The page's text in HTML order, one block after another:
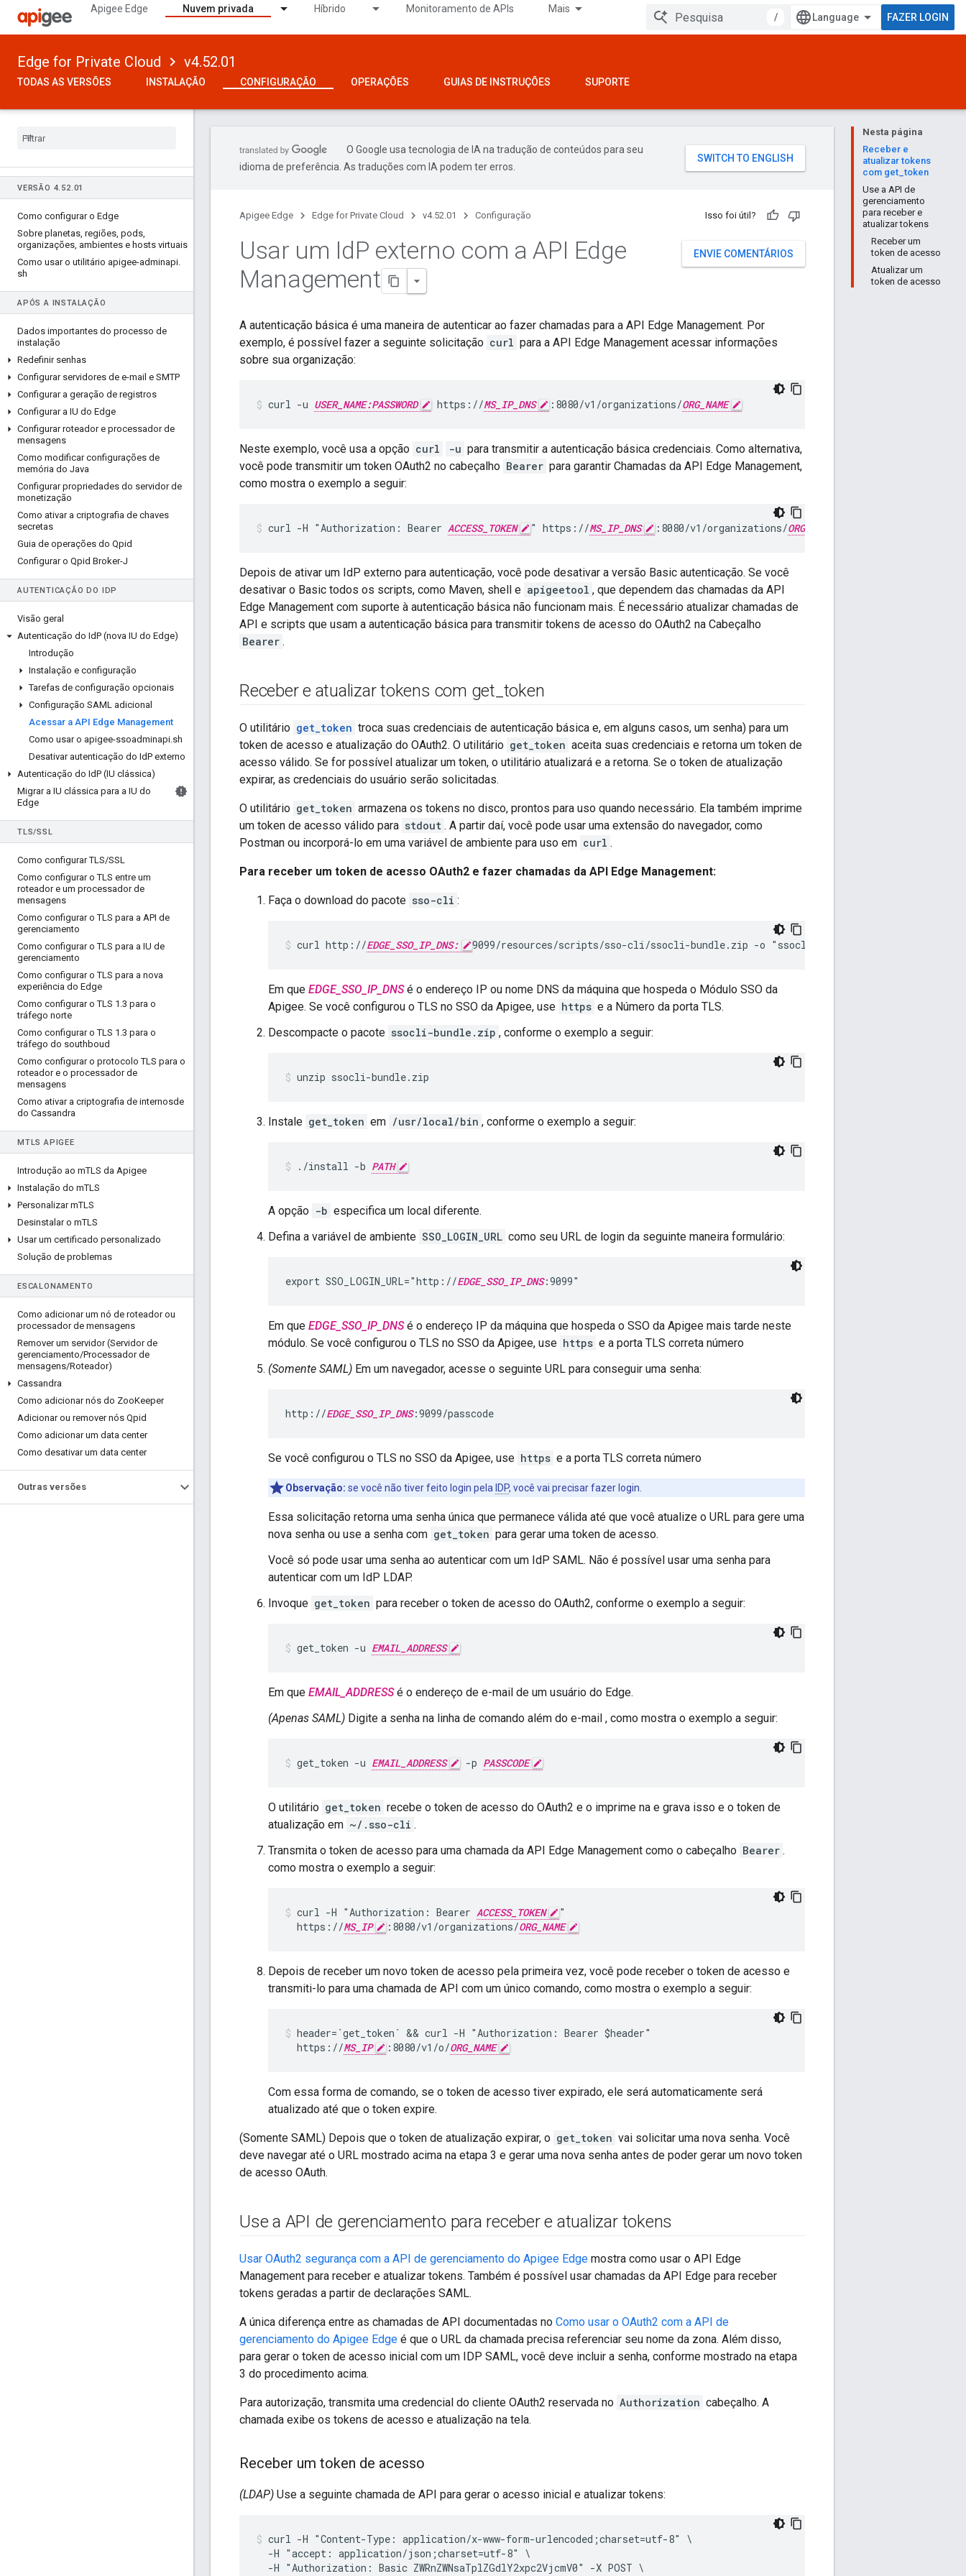
Apigee Edge Nuvem privada Híbrido Monitoramento de APIs Mais
/ FAZER LOGIN
Edge for Private Cloud v4.52.01
TODAS AS VERSÕES INSTALAÇÃO CONFIGURAÇÃO OPERAÇÕES GUIAS DE INSTRUÇÕES SUPORTE
VERSÃO 4. 52.01
Como configurar o Edge
Sobre planetas, regiões, pods,
organizações, ambientes e hosts virtuais
Como usar o utilitário apigee-adminapi.
sh
APÓS A INSTALAÇÃO
Dados importantes do processo de
instalação
Redefinir senhas
Configurar servidores de e-mail e SMTP
Configurar a geração de registros
Configurar a IU do Edge
Configurar roteador e processador de
mensagens
Como modificar configurações de
memória do Java
Configurar propriedades do servidor de
monetização
Como ativar a criptografia de chaves
secretas
Guia de operações do Qpid
Configurar o Qpid Broker-J
AUTENTICAÇÃO DO IDP
Visão geral
Autenticação do IdP (nova IU do Edge)
Introdução
Instalação e configuração
Tarefas de configuração opcionais
Configuração SAML adicional
Acessar a API Edge Management
Como usar o apigee-ssoadminapi.sh
Desativar autenticação do IdP externo
Autenticação do IdP (IU clássica)
Migrar a IU clássica para a IU do
Edge
TLS/SSL
Como configurar TLS/SSL
Como configurar o TLS entre um
roteador e um processador de
mensagens
Como configurar o TLS para a API de
gerenciamento
Como configurar o TLS para a IU de
gerenciamento
Como configurar o TLS para a nova
experiência do Edge
Como configurar o TLS 1 .3 para o
tráfego norte
Como configurar o TLS 1 .3 para o
tráfego do southboud
Como configurar o protocolo TLS para o
roteador e o processador de
mensagens
Como ativar a criptografia de internosde
do Cassandra
MTLS APIGEE
Introdução ao mTLS da Apigee
Instalação do mTLS
Personalizar mTLS
Desinstalar o mTLS
Usar um certificado personalizado
Solução de problemas
ESCALONAMENTO
Como adicionar um nó de roteador ou
processador de mensagens
Remover um servidor (Servidor de
gerenciamento/Processador de
mensagens/Roteador)
Cassandra
Como adicionar nós do ZooKeeper
Adicionar ou remover nós Qpid
Como adicionar um data center
Como desativar um data center
Outras versões
Nesta página
Receber e
atualizar tokens
com get_token
Use a API de
gerenciamento
para receber e
atualizar tokens
Receber um
token de acesso
Atualizar um
token de acesso
O Google usa tecnologia de IA na tradução de conteúdos para seu
idioma de preferência. As traduções com IA podem ter erros.
Apigee Edge Edge for Private Cloud v4.52.01 Configuração Isso foi útil?
ENVIE COMENTÁRIOS
Usar um IdP externo com a API Edge
Management
A autenticação básica é uma maneira de autenticar ao fazer chamadas para a API Edge Management. Por
exemplo, é possível fazer a seguinte solicitação curl para a API Edge Management acessar informações
sobre sua organização:
curl -u USER_NAME:PASSWORD https://MS_IP_DNS :8080/v1/organizations/ORG_NAME
Neste exemplo, você usa a opção curl -u para transmitir a autenticação básica credenciais. Como alternativa,
você pode transmitir um token OAuth2 no cabeçalho Bearer para garantir Chamadas da API Edge Management,
como mostra o exemplo a seguir:
curl -H "Authorization: Bearer ACCESS_TOKEN " https://MS_IP_DNS :8080/v1/organizations/ORG_NAME
Depois de ativar um IdP externo para autenticação, você pode desativar a versão Basic autenticação. Se você
desativar o Basic todos os scripts, como Maven, shell e apigeetool , que dependem das chamadas da API
Edge Management com suporte à autenticação básica não funcionam mais. É necessário atualizar chamadas de
API e scripts que usam a autenticação básica para transmitir tokens de acesso do OAuth2 na Cabeçalho
Bearer .
Receber e atualizar tokens com get token
O utilitário get_token troca suas credenciais de autenticação básica e, em alguns casos, um senha) para um
token de acesso e atualização do OAuth2. O utilitário get_token aceita suas credenciais e retorna um token de
acesso válido. Se for possível atualizar um token, o utilitário atualizará e a retorna. Se o token de atualização
expirar, as credenciais do usuário serão solicitadas.
O utilitário get_token armazena os tokens no disco, prontos para uso quando necessário. Ela também imprime
um token de acesso válido para stdout . A partir daí, você pode usar uma extensão do navegador, como
Postman ou incorporá-lo em uma variável de ambiente para uso em curl .
Para receber um token de acesso OAuth2 e fazer chamadas da API Edge Management:
Faça o download do pacote sso-cli :
curl http://EDGE_SSO_IP_DNS: 9099/resources/scripts/sso-cli/ssocli-bundle.zip -o "ssocli-bundle.zip"
Em que EDGE_SSO_IP_DNSé o endereço IP ou nome DNS da máquina que hospeda o Módulo SSO da
Apigee. Se você configurou o TLS no SSO da Apigee, use https e a Número da porta TLS.
Descompacte o pacote ssocli-bundle.zip , conforme o exemplo a seguir:
unzip ssocli-bundle.zip
Instale get_token em /usr/local/bin , conforme o exemplo a seguir:
./install -b PATH
A opção -b especifica um local diferente.
Defina a variável de ambiente SSO_LOGIN_URL como seu URL de login da seguinte maneira formulário:
export SSO_LOGIN_URL="http://EDGE_SSO_IP_DNS:9099"
Em que EDGE_SSO_IP_DNSé o endereço IP da máquina que hospeda o SSO da Apigee mais tarde neste
módulo. Se você configurou o TLS no SSO da Apigee, use https e a porta TLS correta número
(Somente SAML) Em um navegador, acesse o seguinte URL para conseguir uma senha:
http://EDGE_SSO_IP_DNS:9099/passcode
Se você configurou o TLS no SSO da Apigee, use https e a porta TLS correta número
Observação: se você não tiver feito login pela IDP, você vai precisar fazer login.
Essa solicitação retorna uma senha única que permanece válida até que você atualize o URL para gere uma
nova senha ou use a senha com get_token para gerar uma token de acesso.
Você só pode usar uma senha ao autenticar com um IdP SAML. Não é possível usar uma senha para
autenticar com um IdP LDAP.
Invoque get_token para receber o token de acesso do OAuth2, conforme o exemplo a seguir:
get_token -u EMAIL_ADDRESS
Em que EMAIL_ADDRESSé o endereço de e-mail de um usuário do Edge.
(Apenas SAML) Digite a senha na linha de comando além do e-mail , como mostra o exemplo a seguir:
get_token -u EMAIL_ADDRESS -p PASSCODE
O utilitário get_token recebe o token de acesso do OAuth2 e o imprime na e grava isso e o token de
atualização em ~/.sso-cli .
Transmita o token de acesso para uma chamada da API Edge Management como o cabeçalho Bearer .
como mostra o exemplo a seguir:
curl -H "Authorization: Bearer ACCESS_TOKEN
"
  https://
MS_IP :8080/v1/organizations/ORG_NAME
Depois de receber um novo token de acesso pela primeira vez, você pode receber o token de acesso e
transmiti-lo para uma chamada de API com um único comando, como mostra o exemplo a seguir:
header=`get_token` && curl -H "Authorization: Bearer $header"
  https://
MS_IP :8080/v1/o/ORG_NAME
Com essa forma de comando, se o token de acesso tiver expirado, ele será automaticamente será
atualizado até que o token expire.
(Somente SAML) Depois que o token de atualização expirar, o get_token vai solicitar uma nova senha. Você
deve navegar até o URL mostrado acima na etapa 3 e gerar uma nova senha antes de poder gerar um novo token
de acesso OAuth.
Use a API de gerenciamento para receber e atualizar tokens
Usar OAuth2 segurança com a API de gerenciamento do Apigee Edge mostra como usar o API Edge
Management para receber e atualizar tokens. Também é possível usar chamadas da API Edge para receber
tokens geradas a partir de declarações SAML.
A única diferença entre as chamadas de API documentadas no Como usar o OAuth2 com a API de
gerenciamento do Apigee Edge é que o URL da chamada precisa referenciar seu nome da zona. Além disso,
para gerar o token de acesso inicial com um IDP SAML, você deve incluir a senha, conforme mostrado na etapa
3 do procedimento acima.
Para autorização, transmita uma credencial do cliente OAuth2 reservada no Authorization cabeçalho. A
chamada exibe os tokens de acesso e atualização na tela.
Receber um token de acesso
(LDAP) Use a seguinte chamada de API para gerar o acesso inicial e atualizar tokens:
curl -H "Content-Type: application/x-www-form-urlencoded;charset=utf-8" \
  -H "accept: application/json;charset=utf-8" \
  -H "Authorization: Basic ZWRnZWNsaTplZGdlY2xpc2VjcmV0" -X POST \